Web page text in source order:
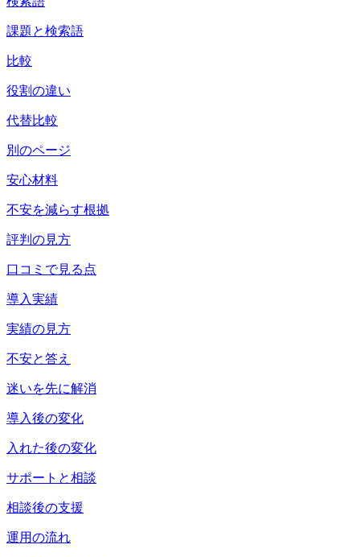
課題と検索語
比較
役割の違い
代替比較
別のページ
安心材料
不安を減らす根拠
評判の見方
口コミで見る点
導入実績
実績の見方
不安と答え
迷いを先に解消
導入後の変化
入れた後の変化
サポートと相談
相談後の支援
運用の流れ